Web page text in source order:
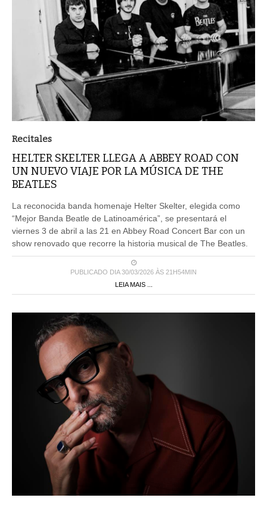
Recitales
HELTER SKELTER LLEGA A ABBEY ROAD CON
UN NUEVO VIAJE POR LA MÚSICA DE THE
BEATLES
La reconocida banda homenaje Helter Skelter, elegida como
“Mejor Banda Beatle de Latinoamérica”, se presentará el
viernes 3 de abril a las 21 en Abbey Road Concert Bar con un
show renovado que recorre la historia musical de The Beatles.
PUBLICADO DIA 30/03/2026 ÀS 21H54MIN
LEIA MAIS ...